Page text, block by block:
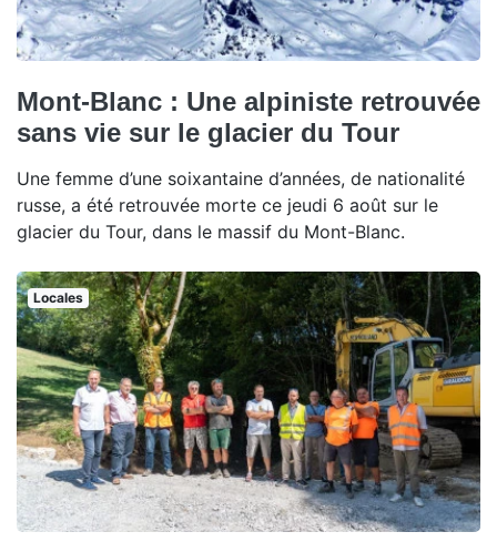
Mont-Blanc : Une alpiniste retrouvée
sans vie sur le glacier du Tour
Une femme d’une soixantaine d’années, de nationalité
russe, a été retrouvée morte ce jeudi 6 août sur le
glacier du Tour, dans le massif du Mont-Blanc.
Locales